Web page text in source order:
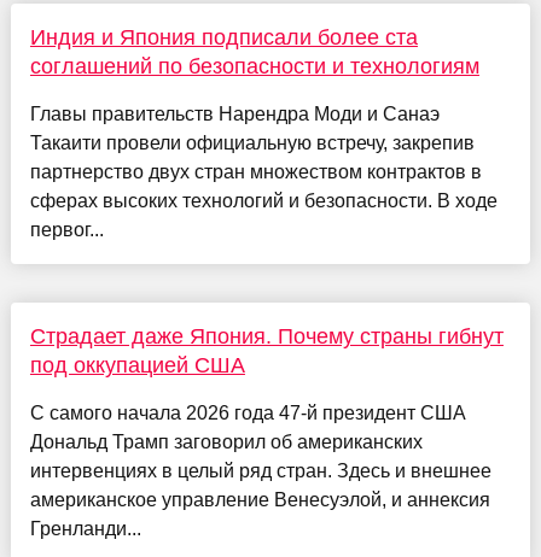
Индия и Япония подписали более ста
соглашений по безопасности и технологиям
Главы правительств Нарендра Моди и Санаэ
Такаити провели официальную встречу, закрепив
партнерство двух стран множеством контрактов в
сферах высоких технологий и безопасности. В ходе
первог...
Страдает даже Япония. Почему страны гибнут
под оккупацией США
С самого начала 2026 года 47-й президент США
Дональд Трамп заговорил об американских
интервенциях в целый ряд стран. Здесь и внешнее
американское управление Венесуэлой, и аннексия
Гренланди...